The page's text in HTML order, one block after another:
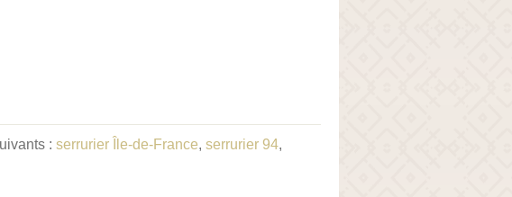
: serrurier Île-de-France, serrurier 94,